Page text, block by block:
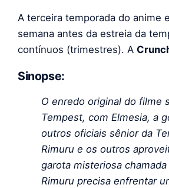
A terceira temporada do anime
semana antes da estreia da
contínuos (trimestres). A
Sinopse:
O enredo original do filme
Tempest, com Elmesia, a
outros oficiais sênior da
Rimuru e os outros
garota misteriosa
Rimuru precisa enfrentar